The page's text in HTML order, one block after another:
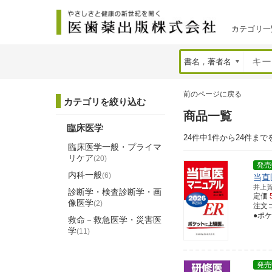
カテゴリ
前のページに戻る
商品一覧
24件中1件から24件まで
発
当
井上
定価
注文
●ポ
発
カテゴリを絞り込む
臨床医学
臨床医学一般・プライマ
リケア(20)
内科一般(6)
診断学・検査診断学・画
像医学(2)
救命－救急医学・災害医
学(11)